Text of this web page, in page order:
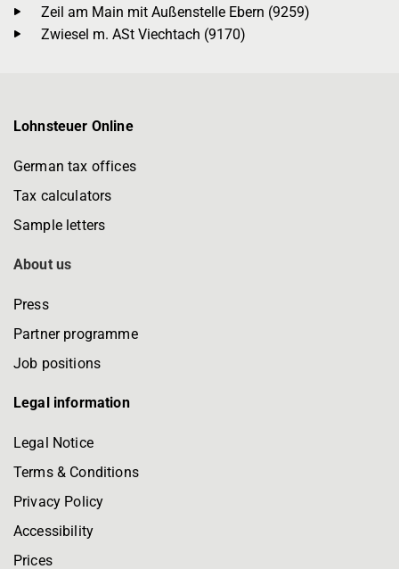
Zeil am Main mit Außenstelle Ebern (9259)
Zwiesel m. ASt Viechtach (9170)
Lohnsteuer Online
German tax offices
Tax calculators
Sample letters
About us
Press
Partner programme
Job positions
Legal information
Legal Notice
Terms & Conditions
Privacy Policy
Accessibility
Prices